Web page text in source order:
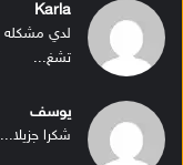
Karla
لدي مشكله
تشغ...
يوسف
شكرا جزيلا...